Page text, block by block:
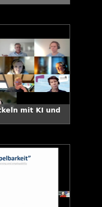
mit KI und